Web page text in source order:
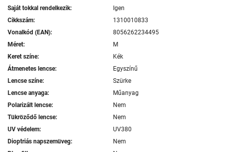
Saját tokkal rendelkezik:
Igen
Cikkszám:
1310010833
Vonalkód (EAN):
8056262234495
Méret:
M
Keret színe:
Kék
Átmenetes lencse:
Egyszínű
Lencse színe:
Szürke
Lencse anyaga:
Műanyag
Polarizált lencse:
Nem
Tükröződő lencse:
Nem
UV védelem:
UV380
Dioptriás napszemüveg:
Nem